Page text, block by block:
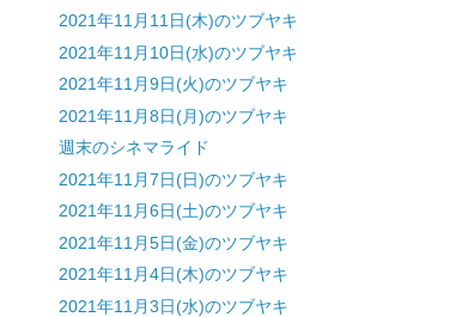
2021年11月11日(木)のツブヤキ
2021年11月10日(水)のツブヤキ
2021年11月9日(火)のツブヤキ
2021年11月8日(月)のツブヤキ
週末のシネマライド
2021年11月7日(日)のツブヤキ
2021年11月6日(土)のツブヤキ
2021年11月5日(金)のツブヤキ
2021年11月4日(木)のツブヤキ
2021年11月3日(水)のツブヤキ